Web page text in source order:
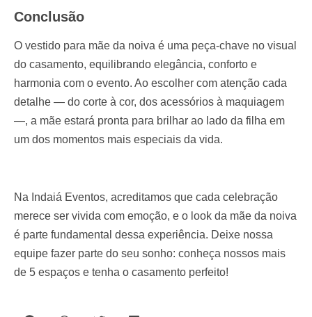
Conclusão
O vestido para mãe da noiva é uma peça-chave no visual
do casamento, equilibrando elegância, conforto e
harmonia com o evento. Ao escolher com atenção cada
detalhe — do corte à cor, dos acessórios à maquiagem
—, a mãe estará pronta para brilhar ao lado da filha em
um dos momentos mais especiais da vida.
Na Indaiá Eventos, acreditamos que cada celebração
merece ser vivida com emoção, e o look da mãe da noiva
é parte fundamental dessa experiência. Deixe nossa
equipe fazer parte do seu sonho: conheça nossos mais
de 5 espaços e tenha o casamento perfeito!